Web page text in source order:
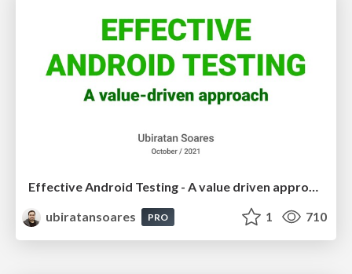
ubiratansoares
PRO 1 710